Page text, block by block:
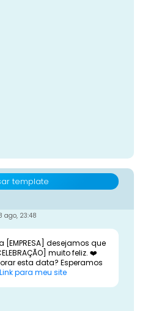
template
ago, 23:48
[EMPRESA] desejamos que
muito feliz. ❤️
esta data? Esperamos
Link para meu site